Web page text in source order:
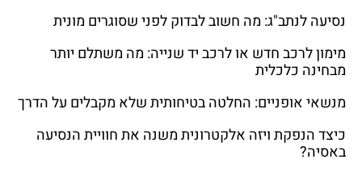
נסיעה לנתב"ג: מה חשוב לבדוק לפני שסוגרים מונית
מימון לרכב חדש או לרכב יד שנייה: מה משתלם יותר
מבחינה כלכלית
מנשאי אופניים: החלטה בטיחותית שלא מקבלים על הדרך
כיצד הנפקת ויזה אלקטרונית משנה את חוויית הנסיעה
באסיה?